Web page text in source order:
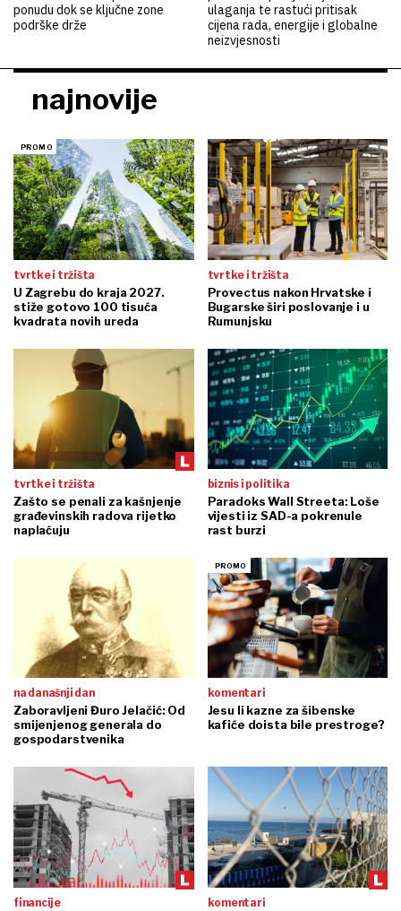
ponudu dok se ključne zone
podrške drže
ulaganja te rastući pritisak
cijena rada, energije i globalne
neizvjesnosti
najnovije
tvrtke i tržišta
U Zagrebu do kraja 2027.
stiže gotovo 100 tisuća
kvadrata novih ureda
tvrtke i tržišta
Provectus nakon Hrvatske i
Bugarske širi poslovanje i u
Rumunjsku
tvrtke i tržišta
Zašto se penali za kašnjenje
građevinskih radova rijetko
naplaćuju
biznis i politika
Paradoks Wall Streeta: Loše
vijesti iz SAD-a pokrenule
rast burzi
na današnji dan
Zaboravljeni Đuro Jelačić: Od
smijenjenog generala do
gospodarstvenika
komentari
Jesu li kazne za šibenske
kafiće doista bile prestroge?
financije komentari